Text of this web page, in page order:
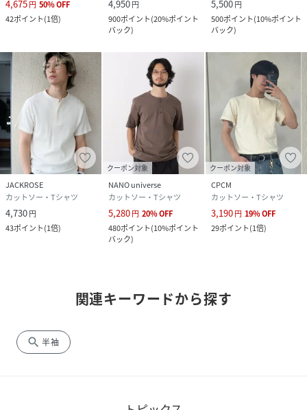
4,675円 50%OFF
42ポイント(1倍)
4,950円
900ポイント(20%ポイント
バック)
5,500円
500ポイント(10%ポイント
バック)
JACKROSE
カットソー・Tシャツ
4,730円
43ポイント(1倍)
クーポン対象
NANO universe
カットソー・Tシャツ
5,280円 20%OFF
480ポイント(10%ポイント
バック)
クーポン対象
CPCM
カットソー・Tシャツ
3,190円 19%OFF
29ポイント(1倍)
関連キーワードから探す
search 半袖